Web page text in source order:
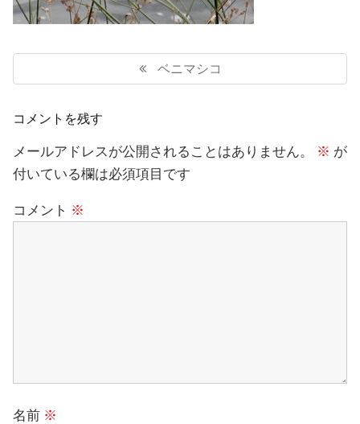
ナ
ゲ
シ
ョ
ン
Previous
Post:
ベニマシコ
コメントを残す
メールアドレスが公開されることはありません。 ※ が
付いている欄は必須項目です
コメント ※
名前 ※